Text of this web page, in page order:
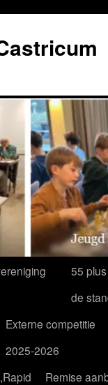
55
de
Externe competitie
2025-2026
Remise